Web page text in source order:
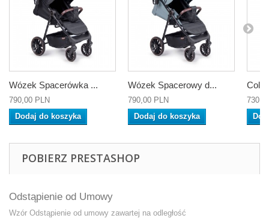
Wózek Spacerówka ...
790,00 PLN
Dodaj do koszyka
Wózek Spacerowy d...
790,00 PLN
Dodaj do koszyka
POBIERZ PRESTASHOP
Odstąpienie od Umowy
Wzór Odstąpienie od umowy zawartej na odległość